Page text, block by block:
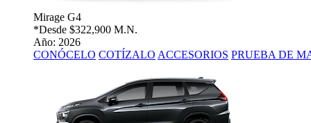
Mirage G4
*Desde $322,900 M.N.
Año: 2026
CONÓCELO COTÍZALO ACCESORIOS PRUEBA DE